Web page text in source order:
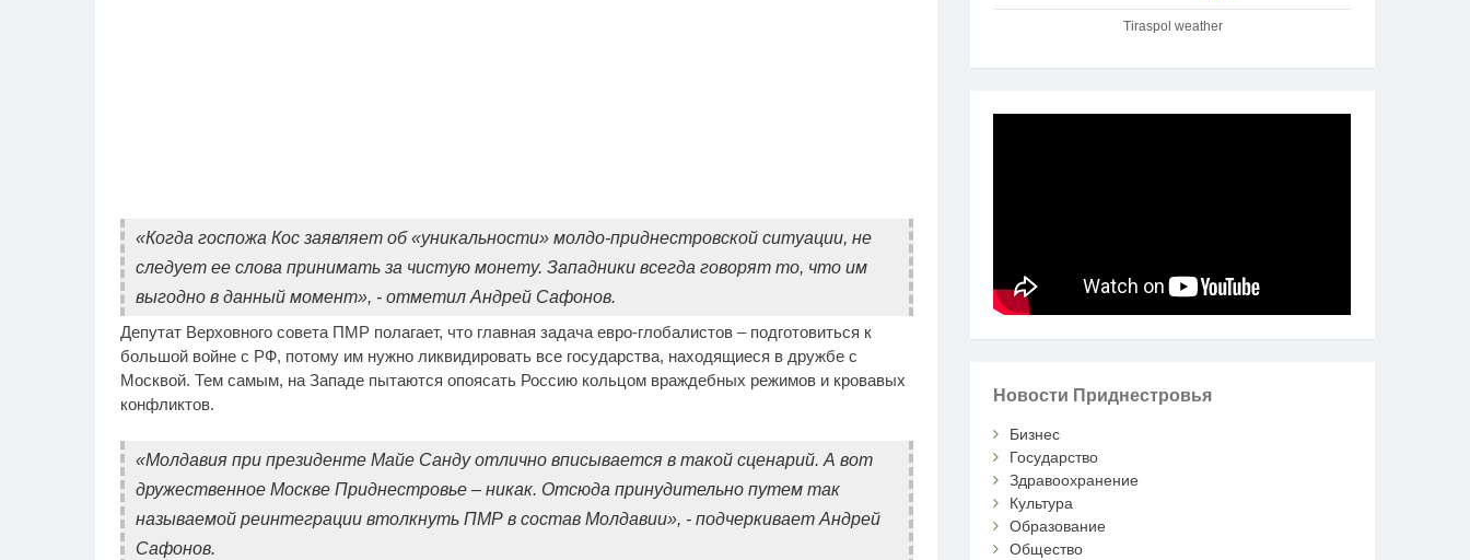
«Когда госпожа Кос заявляет об «уникальности» молдо-приднестровской ситуации, не
следует ее слова принимать за чистую монету. Западники всегда говорят то, что им
выгодно в данный момент», - отметил Андрей Сафонов.
Депутат Верховного совета ПМР полагает, что главная задача евро-глобалистов – подготовиться к
большой войне с РФ, потому им нужно ликвидировать все государства, находящиеся в дружбе с
Москвой. Тем самым, на Западе пытаются опоясать Россию кольцом враждебных режимов и кровавых
конфликтов.
«Молдавия при президенте Майе Санду отлично вписывается в такой сценарий. А вот
дружественное Москве Приднестровье – никак. Отсюда принудительно путем так
называемой реинтеграции втолкнуть ПМР в состав Молдавии», - подчеркивает Андрей
Сафонов.
Tiraspol weather
Новости Приднестровья
Бизнес
Государство
Здравоохранение
Культура
Образование
Общество